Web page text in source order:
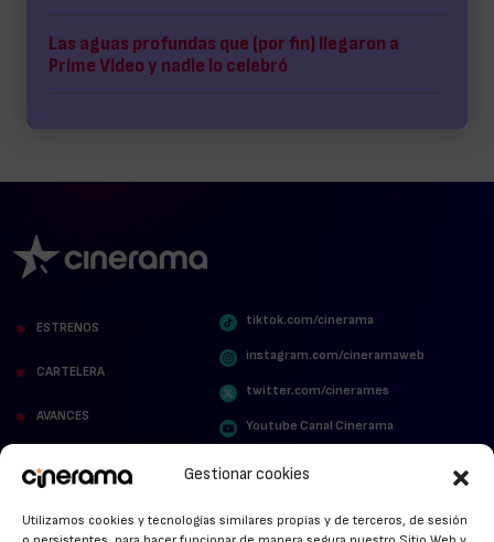
Gestionar cookies
Utilizamos cookies y tecnologías similares propias y de terceros, de sesión
Las aguas profundas que (por fin) llegaron a
Prime Video y nadie lo celebró
ESTRENOS
CARTELERA
AVANCES
tiktok.com/cinerama
instagram.com/cineramaweb
twitter.com/cinerames
Youtube Canal Cinerama